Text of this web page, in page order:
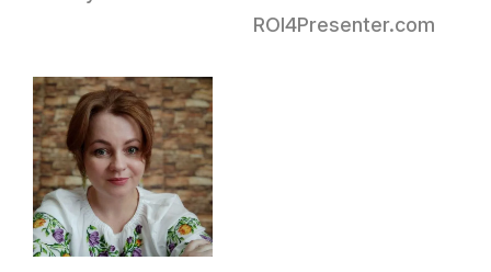
ROI4Presenter.com